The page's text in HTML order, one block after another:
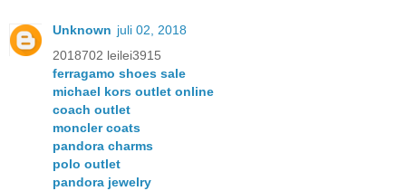
Unknown juli 02, 2018
2018702 leilei3915
ferragamo shoes sale
michael kors outlet online
coach outlet
moncler coats
pandora charms
polo outlet
pandora jewelry